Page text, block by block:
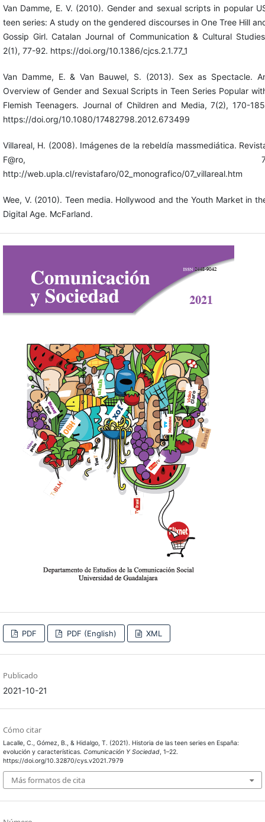
Van Damme, E. V. (2010). Gender and sexual scripts in popular
teen series: A study on the gendered discourses in One Tree Hill
Gossip Girl. Catalan Journal of Communication & Cultural
2(1), 77-92. https://doi.org/10.1386/cjcs.2.1.77_1
Van Damme, E. & Van Bauwel, S. (2013). Sex as Spectacle.
Overview of Gender and Sexual Scripts in Teen Series Popular
Flemish Teenagers. Journal of Children and Media, 7(2), 170-
https://doi.org/10.1080/17482798.2012.673499
Villareal, H. (2008). Imágenes de la rebeldía massmediática.
F@ro,
http://web.upla.cl/revistafaro/02_monografico/07_villareal.htm
Wee, V. (2010). Teen media. Hollywood and the Youth Market in
Digital Age. McFarland.
PDF PDF (English) XML
Publicado
2021-10-21
Cómo citar
Lacalle, C., Gómez, B., & Hidalgo, T. (2021). Historia de las teen series en España:
evolución y características. Comunicación Y Sociedad, 1–22.
https://doi.org/10.32870/cys.v2021.7979
Más formatos de cita